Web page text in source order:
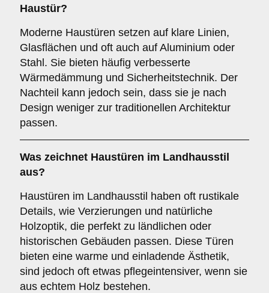
Haustür?
Moderne Haustüren setzen auf klare Linien,
Glasflächen und oft auch auf Aluminium oder
Stahl. Sie bieten häufig verbesserte
Wärmedämmung und Sicherheitstechnik. Der
Nachteil kann jedoch sein, dass sie je nach
Design weniger zur traditionellen Architektur
passen.
Was zeichnet Haustüren im Landhausstil
aus?
Haustüren im Landhausstil haben oft rustikale
Details, wie Verzierungen und natürliche
Holzoptik, die perfekt zu ländlichen oder
historischen Gebäuden passen. Diese Türen
bieten eine warme und einladende Ästhetik,
sind jedoch oft etwas pflegeintensiver, wenn sie
aus echtem Holz bestehen.